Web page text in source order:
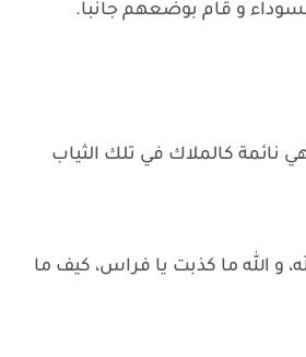
و قام بوضعهم جانباً.
نائمة كالملاك في تلك الثياب
و الله ما كذبت يا فراس، كيف ما